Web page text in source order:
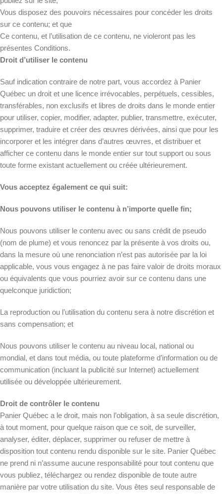
Vous disposez des pouvoirs nécessaires pour concéder les droits
sur ce contenu; et que
Ce contenu, et l’utilisation de ce contenu, ne violeront pas les
présentes Conditions.
Droit d’utiliser le contenu
Sauf indication contraire de notre part, vous accordez à Panier
Québec un droit et une licence irrévocables, perpétuels, cessibles,
transférables, non exclusifs et libres de droits dans le monde entier
pour utiliser, copier, modifier, adapter, publier, transmettre, exécuter,
supprimer, traduire et créer des œuvres dérivées, ainsi que pour les
incorporer et les intégrer dans d’autres œuvres, et distribuer et
afficher ce contenu dans le monde entier sur tout support ou sous
toute forme existant actuellement ou créée ultérieurement.
Vous acceptez également ce qui suit:
Nous pouvons utiliser le contenu à n’importe quelle fin;
Nous pouvons utiliser le contenu avec ou sans crédit de pseudo
(nom de plume) et vous renoncez par la présente à vos droits ou,
dans la mesure où une renonciation n’est pas autorisée par la loi
applicable, vous vous engagez à ne pas faire valoir de droits moraux
ou équivalents que vous pourriez avoir sur ce contenu dans une
quelconque juridiction;
La reproduction ou l’utilisation du contenu sera à notre discrétion et
sans compensation; et
Nous pouvons utiliser le contenu au niveau local, national ou
mondial, et dans tout média, ou toute plateforme d’information ou de
communication (incluant la publicité sur Internet) actuellement
utilisée ou développée ultérieurement.
Droit de contrôler le contenu
Panier Québec a le droit, mais non l’obligation, à sa seule discrétion,
à tout moment, pour quelque raison que ce soit, de surveiller,
analyser, éditer, déplacer, supprimer ou refuser de mettre à
disposition tout contenu rendu disponible sur le site. Panier Québec
ne prend ni n’assume aucune responsabilité pour tout contenu que
vous publiez, téléchargez ou rendez disponible de toute autre
manière par votre utilisation du site. Vous êtes seul responsable de